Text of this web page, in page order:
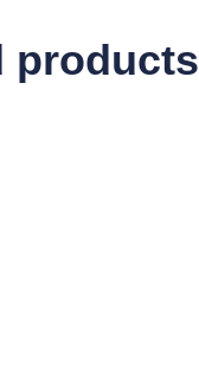
products